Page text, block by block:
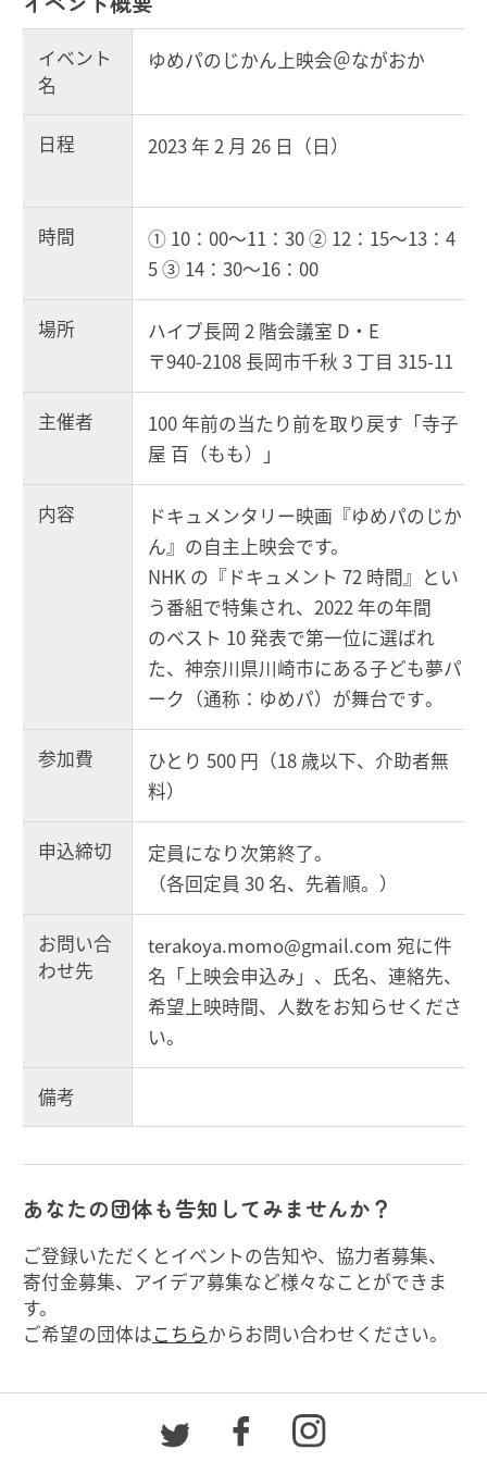
イベント
名
ゆめパのじかん上映会＠ながおか
日程 2023年 2 月 26 日（日）
時間 ① 10 ： 00～11 ： 30② 12 ： 15～13 ： 4
5③ 14 ： 30～16 ： 00
場所 ハイブ長岡 2 階会議室 D ・ E
〒940-2108 長岡市千秋 3 丁目 315-11
主催者 100年前の当たり前を取り戻す「寺子
屋 百（もも） 」
内容 ドキュメンタリー映画 『ゆめパのじか
ん』 の自主上映会です。
NHK の『ドキュメント 72 時間』とい
う番組で特集され、 2022年の年間
のベスト 10発表で第一位に選ばれ
た、 神奈川県川崎市にある子ども夢パ
ーク （通称 ： ゆめパ） が舞台です。
参加費 ひとり 500 円（18 歳以下、介助者無
料）
申込締切
定員になり次第終了。
（各回定員 30 名、先着順。）
お問い合
わせ先
terakoya.momo@gmail.com 宛に件
名「上映会申込み」 、氏名、連絡先、
希望上映時間、人数をお知らせくださ
い。
備考
あなたの団体も告知してみませんか？
ご登録いただくとイベントの告知や、協力者募集、
寄付金募集、アイデア募集など様々なことができま
す。
ご希望の団体はこちらからお問い合わせください。